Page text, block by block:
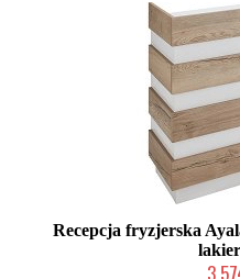
Recepcja fryzjerska
3